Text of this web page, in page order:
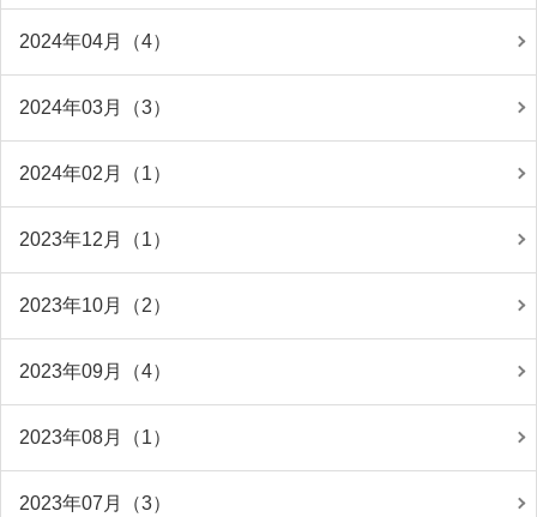
2024年04月（4）
2024年03月（3）
2024年02月（1）
2023年12月（1）
2023年10月（2）
2023年09月（4）
2023年08月（1）
2023年07月（3）